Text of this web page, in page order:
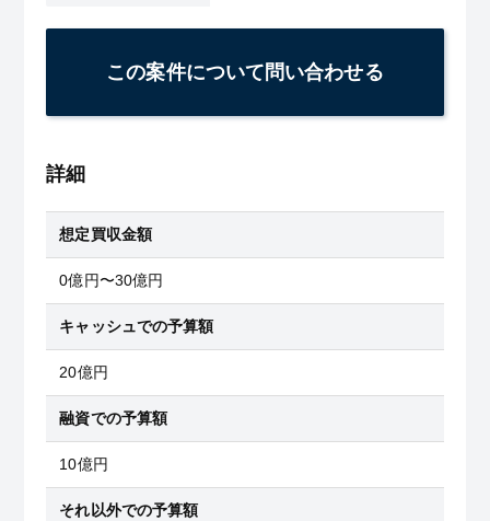
この案件について問い合わせる
詳細
想定買収金額
0億円〜30億円
キャッシュでの予算額
20億円
融資での予算額
10億円
それ以外での予算額